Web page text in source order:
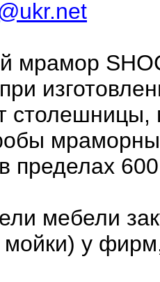
мрамор
пределах
мебели
у